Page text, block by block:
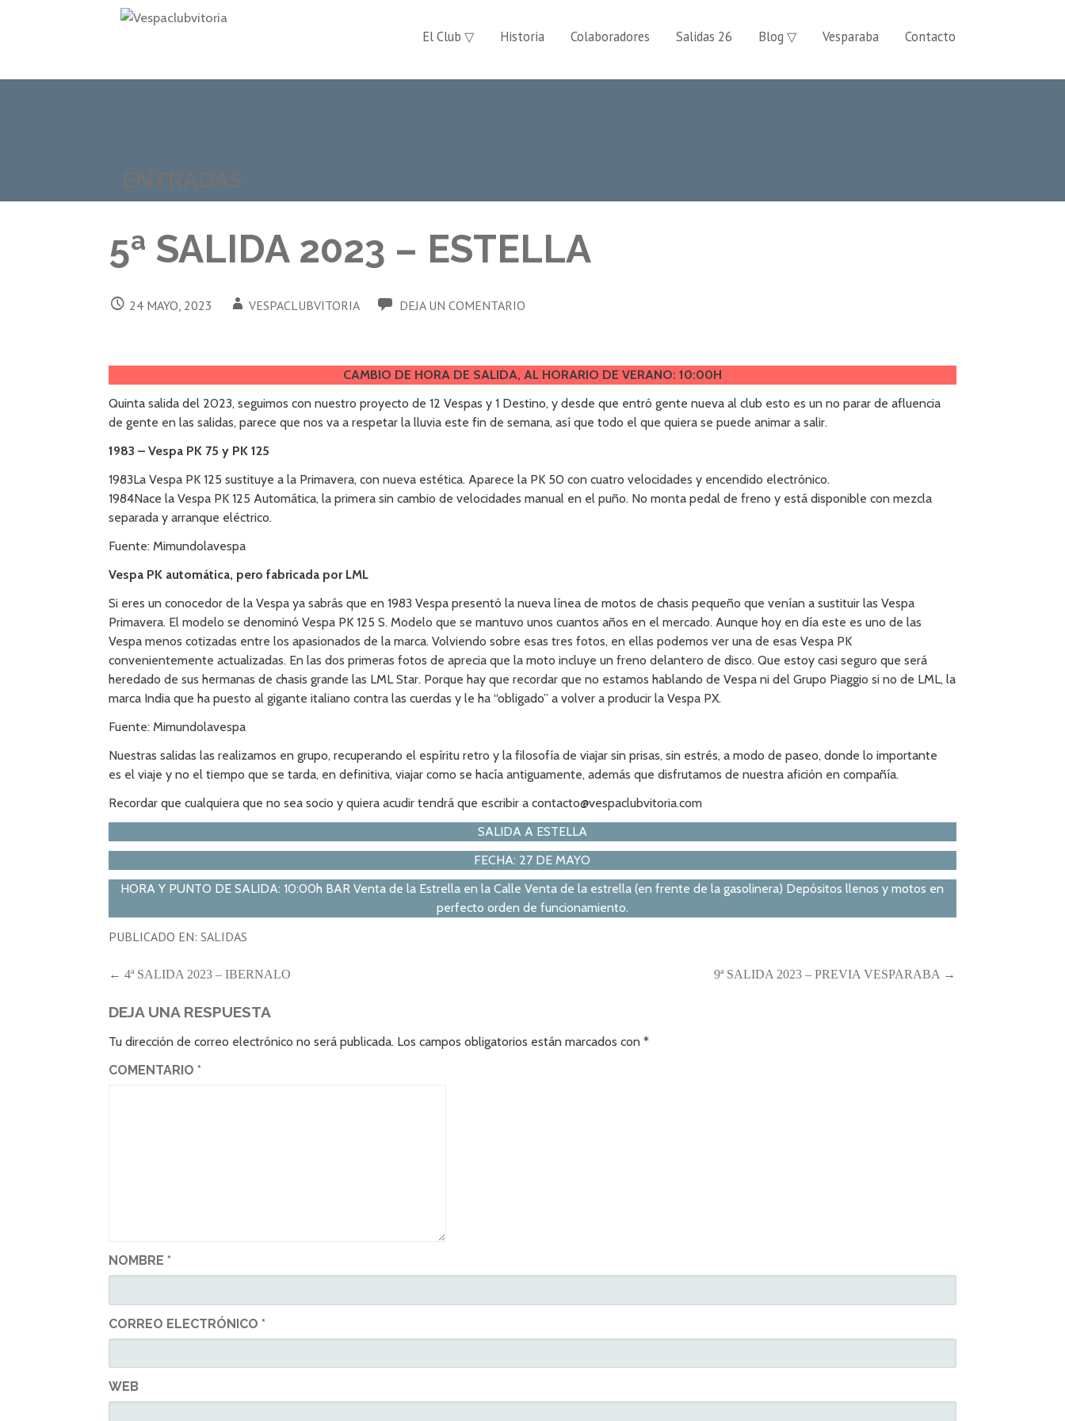
El Club ▽ Historia Colaboradores Salidas 26 Blog ▽ Vesparaba Contacto
5ª SALIDA 2023 – ESTELLA
24 MAYO, 2023 VESPACLUBVITORIA DEJA UN COMENTARIO
CAMBIO DE HORA DE SALIDA, AL HORARIO DE VERANO: 10:00H
Quinta salida del 2023, seguimos con nuestro proyecto de 12 Vespas y 1 Destino, y desde que entró gente nueva al club esto es un no parar de afluencia
de gente en las salidas, parece que nos va a respetar la lluvia este fin de semana, así que todo el que quiera se puede animar a salir.
1983 – Vespa PK 75 y PK 125
1983La Vespa PK 125 sustituye a la Primavera, con nueva estética. Aparece la PK 50 con cuatro velocidades y encendido electrónico.
1984Nace la Vespa PK 125 Automática, la primera sin cambio de velocidades manual en el puño. No monta pedal de freno y está disponible con mezcla
separada y arranque eléctrico.
Fuente: Mimundolavespa
Vespa PK automática, pero fabricada por LML
Si eres un conocedor de la Vespa ya sabrás que en 1983 Vespa presentó la nueva línea de motos de chasis pequeño que venían a sustituir las Vespa
Primavera. El modelo se denominó Vespa PK 125 S. Modelo que se mantuvo unos cuantos años en el mercado. Aunque hoy en día este es uno de las
Vespa menos cotizadas entre los apasionados de la marca. Volviendo sobre esas tres fotos, en ellas podemos ver una de esas Vespa PK
convenientemente actualizadas. En las dos primeras fotos de aprecia que la moto incluye un freno delantero de disco. Que estoy casi seguro que será
heredado de sus hermanas de chasis grande las LML Star. Porque hay que recordar que no estamos hablando de Vespa ni del Grupo Piaggio si no de LML, la
marca India que ha puesto al gigante italiano contra las cuerdas y le ha “obligado” a volver a producir la Vespa PX.
Fuente: Mimundolavespa
Nuestras salidas las realizamos en grupo, recuperando el espíritu retro y la filosofía de viajar sin prisas, sin estrés, a modo de paseo, donde lo importante
es el viaje y no el tiempo que se tarda, en definitiva, viajar como se hacía antiguamente, además que disfrutamos de nuestra afición en compañía.
Recordar que cualquiera que no sea socio y quiera acudir tendrá que escribir a contacto@vespaclubvitoria.com
SALIDA A ESTELLA
FECHA: 27 DE MAYO
HORA Y PUNTO DE SALIDA: 10:00h BAR Venta de la Estrella en la Calle Venta de la estrella (en frente de la gasolinera) Depósitos llenos y motos en
perfecto orden de funcionamiento.
PUBLICADO EN:SALIDAS
NAVEGACIÓN
DE
ENTRADAS
← 4ª SALIDA 2023 – IBERNALO 9ª SALIDA 2023 – PREVIA VESPARABA →
DEJA UNA RESPUESTA
Tu dirección de correo electrónico no será publicada. Los campos obligatorios están marcados con*
COMENTARIO*
NOMBRE*
CORREO ELECTRÓNICO*
WEB